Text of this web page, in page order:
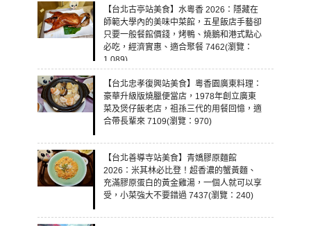
【台北古亭站美食】水粵香 2026：隱藏在
師範大學內的美味中菜館，五星飯店手藝卻
只要一般餐館價錢，烤鴨、燒鵝和港式點心
必吃，經濟實惠、適合聚餐 7462(瀏覽：
1,089)
【台北忠孝復興站美食】粵香園廣東料理：
豪華升級版燒臘便當店，1978年創立廣東
菜及煲仔飯老店，祖孫三代的用餐回憶，適
合帶長輩來 7109(瀏覽：970)
【台北善導寺站美食】青嬌膠原麵館
2026：米其林必比登！超香濃的蟹黃麵、
充滿膠原蛋白的黃金雞湯，一個人就可以享
受，小菜強大不要錯過 7437(瀏覽：240)